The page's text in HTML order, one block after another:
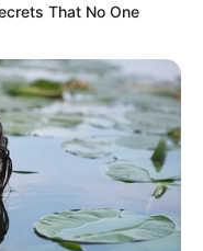
That No One